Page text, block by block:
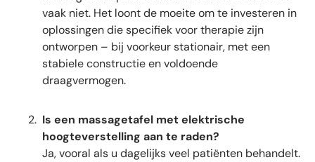
vaak niet. Het loont de moeite om te investeren in
oplossingen die specifiek voor therapie zijn
ontworpen – bij voorkeur stationair, met een
stabiele constructie en voldoende
draagvermogen.
Is een massagetafel met elektrische
hoogteverstelling aan te raden?
Ja, vooral als u dagelijks veel patiënten behandelt.